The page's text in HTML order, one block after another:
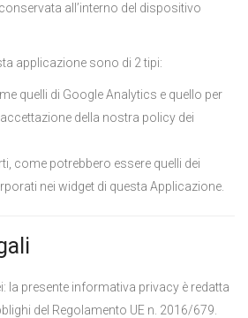
all’interno del dispositivo
applicazione sono di 2 tipi:
quelli di Google Analytics e quello per
della nostra policy dei
come potrebbero essere quelli dei
nei widget di questa Applicazione.
la presente informativa privacy è redatta
del Regolamento UE n. 2016/679.